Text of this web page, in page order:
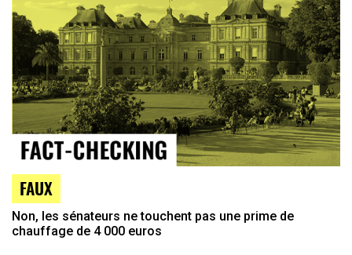
FAUX
Non, les sénateurs ne touchent pas une prime de
chauffage de 4 000 euros